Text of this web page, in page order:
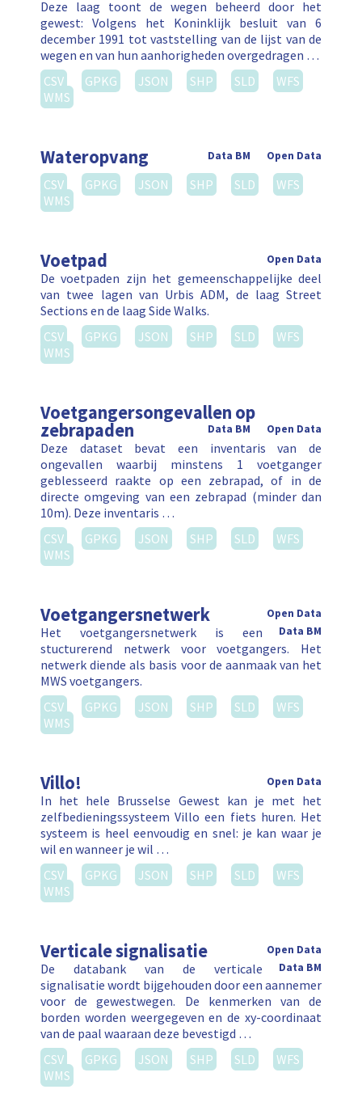
Deze laag toont de wegen beheerd door het
gewest: Volgens het Koninklijk besluit van 6
december 1991 tot vaststelling van de lijst van de
wegen en van hun aanhorigheden overgedragen …
CSV
GPKG JSON SHP SLD
WFS
WMS
Wateropvang Open Data
Data BM
CSV GPKG JSON SHP SLD
WFS
WMS
Voetpad Open Data
De voetpaden zijn het gemeenschappelijke deel
van twee lagen van Urbis ADM, de laag Street
Sections en de laag Side Walks.
CSV
GPKG JSON SHP SLD
WFS
WMS
Voetgangersongevallen op
zebrapaden Open Data
Data BM
Deze dataset bevat een inventaris van de
ongevallen waarbij minstens 1 voetganger
geblesseerd raakte op een zebrapad, of in de
directe omgeving van een zebrapad (minder dan
10m). Deze inventaris …
CSV
GPKG JSON SHP SLD
WFS
WMS
Voetgangersnetwerk
Open Data
Data BM
Het voetgangersnetwerk is een
stucturerend netwerk voor voetgangers. Het
netwerk diende als basis voor de aanmaak van het
MWS voetgangers.
CSV
GPKG JSON SHP SLD
WFS
WMS
Villo! Open Data
In het hele Brusselse Gewest kan je met het
zelfbedieningssysteem Villo een fiets huren. Het
systeem is heel eenvoudig en snel: je kan waar je
wil en wanneer je wil …
CSV
GPKG JSON SHP SLD
WFS
WMS
Verticale signalisatie
Open Data
Data BM
De databank van de verticale
signalisatie wordt bijgehouden door een aannemer
voor de gewestwegen. De kenmerken van de
borden worden weergegeven en de xy-coordinaat
van de paal waaraan deze bevestigd …
CSV
GPKG JSON SHP SLD
WFS
WMS